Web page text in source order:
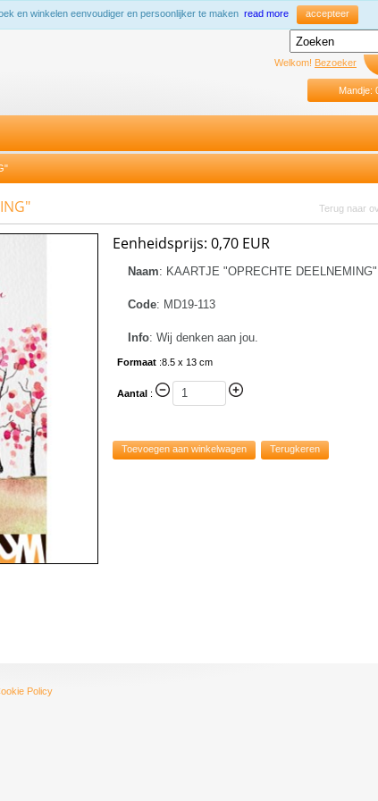
en winkelen eenvoudiger en persoonlijker te maken read more accepteer
Welkom! Bezoeker
Mandje:
Terug naar
Eenheidsprijs: 0,70 EUR
Naam: KAARTJE "OPRECHTE DEELNEMING"
Code: MD19-113
Info: Wij denken aan jou.
Formaat :8.5 x 13 cm
Aantal :
Toevoegen aan winkelwagen Terugkeren
Policy